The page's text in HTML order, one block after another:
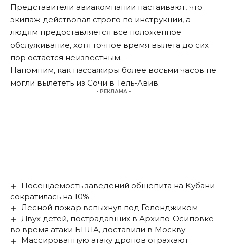
Представители авиакомпании настаивают, что
экипаж действовал строго по инструкции, а
людям предоставляется все положенное
обслуживание, хотя точное время вылета до сих
пор остается неизвестным.
Напомним, как пассажиры более восьми часов не
могли вылететь из Сочи в Тель-Авив.
- РЕКЛАМА -
Посещаемость заведений общепита на Кубани
сократилась на 10%
Лесной пожар вспыхнул под Геленджиком
Двух детей, пострадавших в Архипо-Осиповке
во время атаки БПЛА, доставили в Москву
Массированную атаку дронов отражают